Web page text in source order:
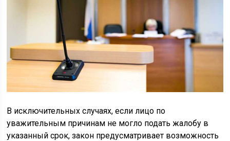
В исключительных случаях, если лицо по
уважительным причинам не могло подать жалобу в
указанный срок, закон предусматривает возможность